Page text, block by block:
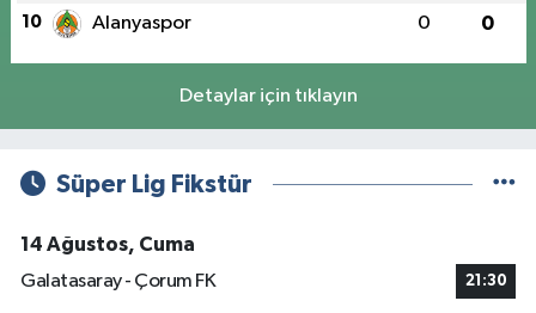
10 Alanyaspor 0 0
Detaylar için tıklayın
Süper Lig Fikstür
14 Ağustos, Cuma
Galatasaray - Çorum FK
21:30